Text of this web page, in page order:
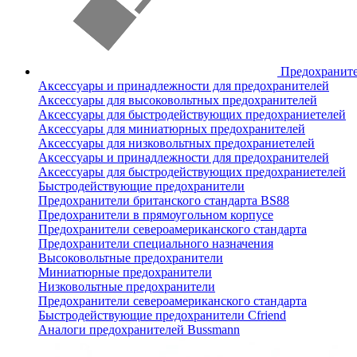
Аксессуары и принадлежности для предохранителей
Аксессуары для высоковольтных предохранителей
Аксессуары для быстродействующих предохраниетелей
Аксессуары для миниатюрных предохранителей
Аксессуары для низковольтных предохраниетелей
Аксессуары и принадлежности для предохранителей
Аксессуары для быстродействующих предохраниетелей
Быстродействующие предохранители
Предохранители британского стандарта BS88
Предохранители в прямоугольном корпусе
Предохранители североамериканского стандарта
Предохранители специального назначения
Высоковольтные предохранители
Миниатюрные предохранители
Низковольтные предохранители
Предохранители североамериканского стандарта
Быстродействующие предохранители Cfriend
Аналоги предохранителей Bussmann